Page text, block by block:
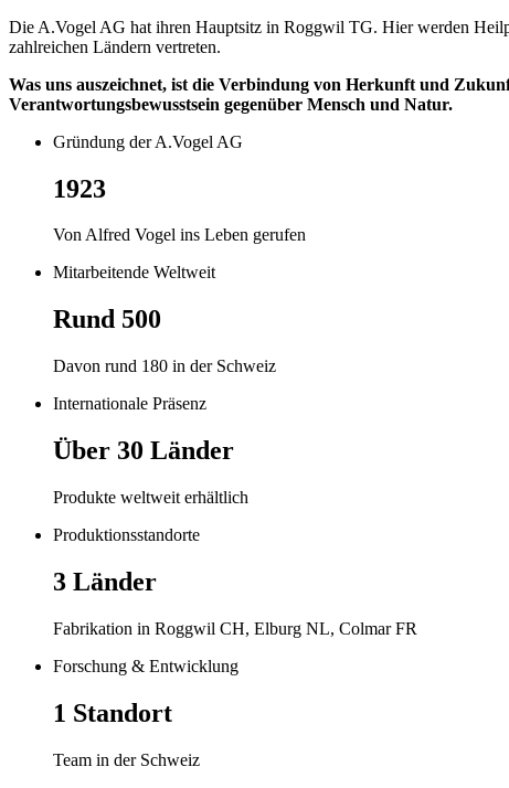
Die A.Vogel AG hat ihren Hauptsitz in Roggwil TG. Hier werden
zahlreichen Ländern vertreten.
Was uns auszeichnet, ist die Verbindung von Herkunft und
Verantwortungsbewusstsein gegenüber Mensch und Natur.
Gründung der A.Vogel AG
1923
Von Alfred Vogel ins Leben gerufen
Mitarbeitende Weltweit
Rund 500
Davon rund 180 in der Schweiz
Internationale Präsenz
Über 30 Länder
Produkte weltweit erhältlich
Produktionsstandorte
3 Länder
Fabrikation in Roggwil CH, Elburg NL, Colmar FR
Forschung & Entwicklung
1 Standort
Team in der Schweiz